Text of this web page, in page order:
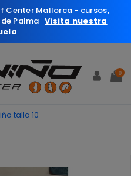
0
talla 10
Center Mallorca - cursos,
Palma Visita nuestra